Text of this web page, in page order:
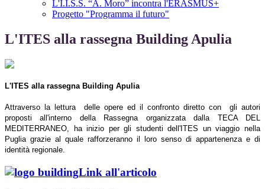
L'I.I.S.S. “A. Moro” incontra l'ERASMUS+
Progetto "Programma il futuro"
L'ITES alla rassegna Building Apulia
L'ITES alla rassegna Building Apulia
Attraverso la lettura delle opere ed il confronto diretto con gli autori
proposti all'interno della Rassegna organizzata dalla TECA DEL
MEDITERRANEO,
ha inizio per gli studenti dell'ITES un viaggio nella
Puglia grazie al quale rafforzeranno il loro senso di appartenenza e di
identità regionale.
Link all'articolo